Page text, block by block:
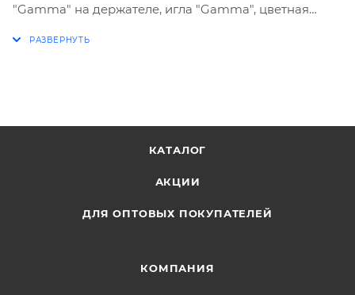
"Gamma" на держателе, игла "Gamma", цветная
КАТАЛОГ
АКЦИИ
ДЛЯ ОПТОВЫХ ПОКУПАТЕЛЕЙ
КОМПАНИЯ